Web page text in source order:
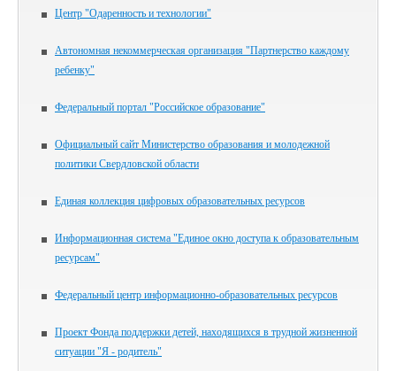
Центр "Одаренность и технологии"
Автономная некоммерческая организация "Партнерство каждому
ребенку"
Федеральный портал "Российское образование"
Официальный сайт Министерство образования и молодежной
политики Свердловской области
Единая коллекция цифровых образовательных ресурсов
Информационная система "Единое окно доступа к образовательным
ресурсам"
Федеральный центр информационно-образовательных ресурсов
Проект Фонда поддержки детей, находящихся в трудной жизненной
ситуации "Я - родитель"